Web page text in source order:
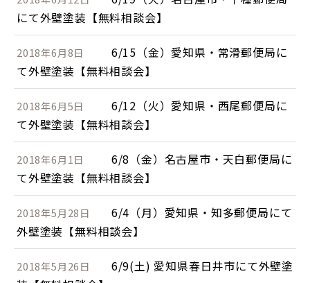
にて外壁塗装【無料相談会】
2018年6月8日
6/15（金）愛知県・常滑郵便局に
て外壁塗装【無料相談会】
2018年6月5日
6/12（火）愛知県・西尾郵便局に
て外壁塗装【無料相談会】
2018年6月1日
6/8（金）名古屋市・天白郵便局に
て外壁塗装【無料相談会】
2018年5月28日
6/4（月）愛知県・知多郵便局にて
外壁塗装【無料相談会】
2018年5月26日
6/9(土) 愛知県春日井市にて外壁塗